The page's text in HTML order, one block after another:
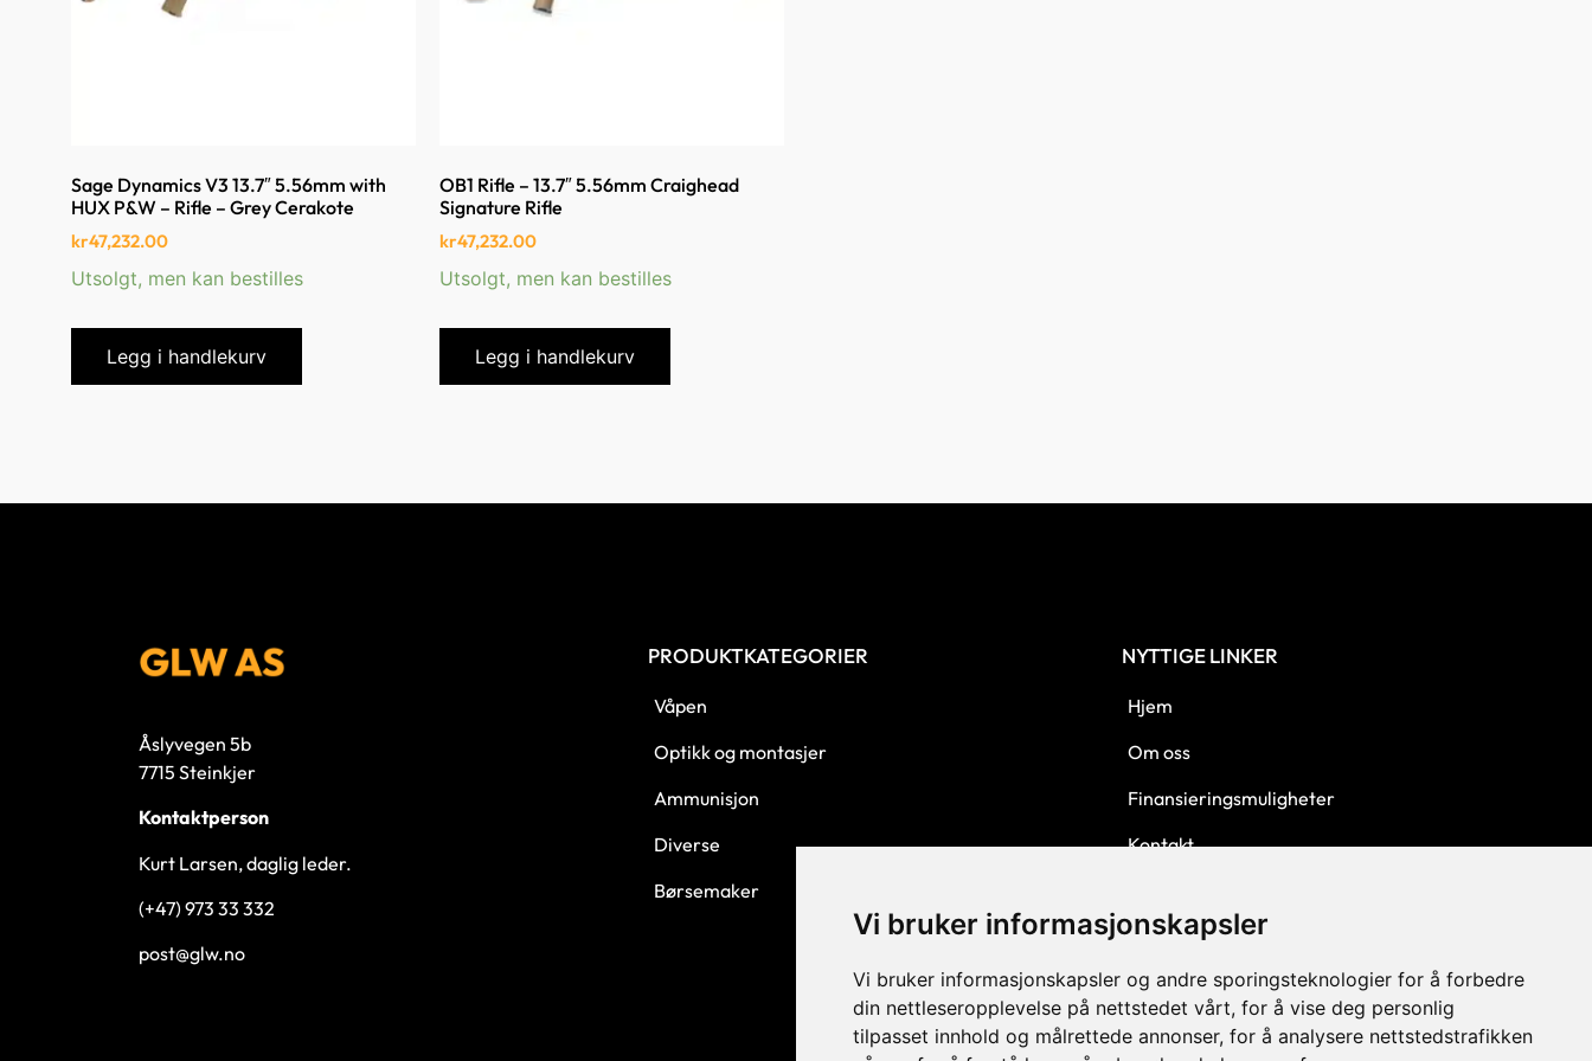
Vi bruker informasjonskapsler
Vi bruker informasjonskapsler og andre sporingsteknologier for å forbedre
din nettleseropplevelse på nettstedet vårt, for å vise deg personlig
tilpasset innhold og målrettede annonser, for å analysere nettstedstrafikken
Sage Dynamics V3 13.7″ 5.56mm with
HUX P&W – Rifle – Grey Cerakote
kr47,232.00
Utsolgt, men kan bestilles
Legg i handlekurv
OB1 Rifle – 13.7″ 5.56mm Craighead
Signature Rifle
kr47,232.00
Utsolgt, men kan bestilles
Legg i handlekurv
Åslyvegen 5b
7715 Steinkjer
Kontaktperson
Kurt Larsen, daglig leder.
(+47) 973 33 332
post@glw.no
PRODUKTKATEGORIER
Våpen
Optikk og montasjer
Ammunisjon
Diverse
Børsemaker
NYTTIGE LINKER
Hjem
Om oss
Finansieringsmuligheter
Kontakt
Kjøpsbetingelser